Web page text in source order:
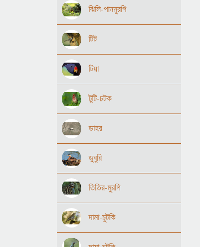
ঝিলি-পানমুরগি
টিট
টিয়া
টুটি-চটক
ডাহর
ডুবুরি
তিতির-মুরগি
দামা-চুটকি